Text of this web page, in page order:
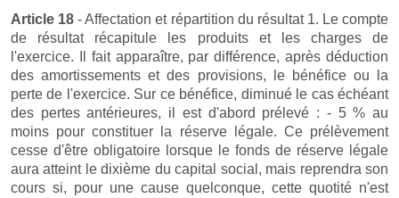
Article 18- Affectation et répartition du résultat 1. Le compte
de résultat récapitule les produits et les charges de
l'exercice. Il fait apparaître, par différence, après déduction
des amortissements et des provisions, le bénéfice ou la
perte de l'exercice. Sur ce bénéfice, diminué le cas échéant
des pertes antérieures, il est d'abord prélevé : - 5 % au
moins pour constituer la réserve légale. Ce prélèvement
cesse d'être obligatoire lorsque le fonds de réserve légale
aura atteint le dixième du capital social, mais reprendra son
cours si, pour une cause quelconque, cette quotité n'est